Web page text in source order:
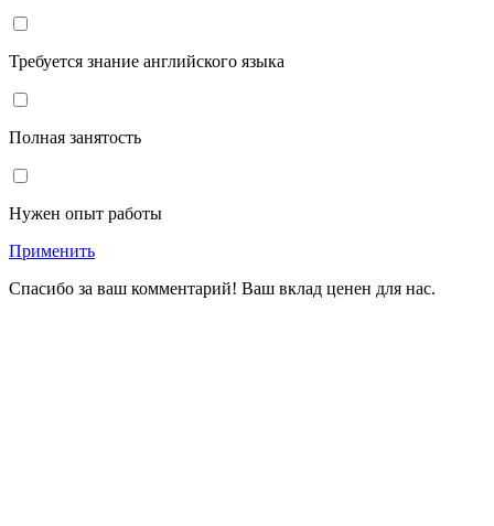
Требуется знание английского языка
Полная занятость
Нужен опыт работы
Применить
Спасибо за ваш комментарий! Ваш вклад ценен для нас.